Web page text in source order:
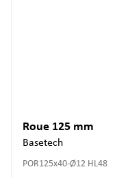
Roue 125 mm
Basetech
POR125x40-Ø12 HL48